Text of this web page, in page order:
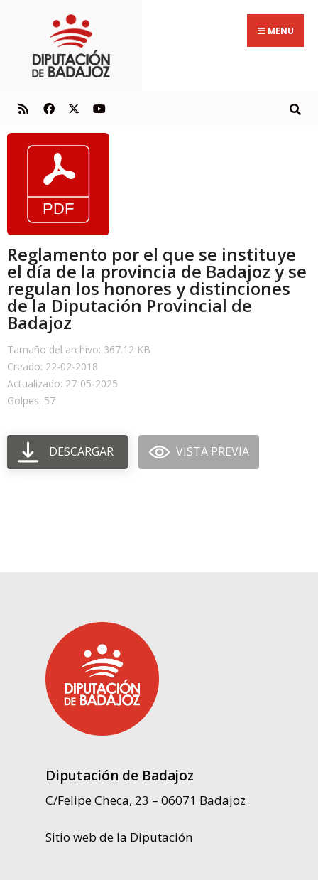
MENU
Reglamento por el que se instituye
el día de la provincia de Badajoz y se
regulan los honores y distinciones
de la Diputación Provincial de
Badajoz
Tamaño del archivo: 367.12 KB
Creado: 22-02-2018
Actualizado: 27-05-2025
Golpes: 57
DESCARGAR VISTA PREVIA
Diputación de Badajoz
C/Felipe Checa, 23 – 06071 Badajoz
Sitio web de la Diputación